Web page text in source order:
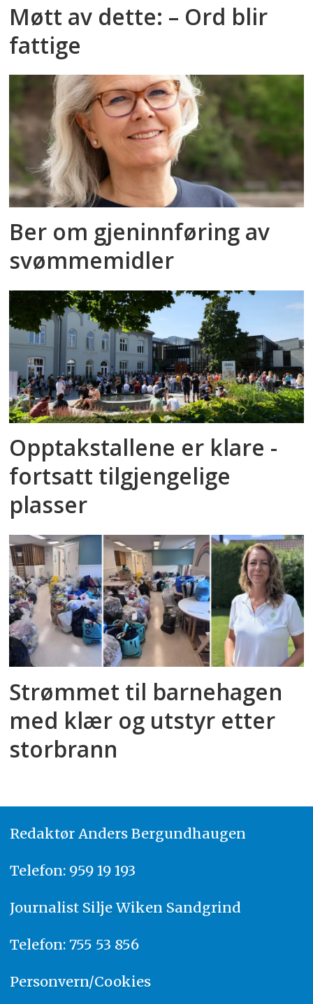
Møtt av dette: – Ord blir
fattige
Ber om gjeninnføring av
svømmemidler
Opptakstallene er klare -
fortsatt tilgjengelige
plasser
Strømmet til barnehagen
med klær og utstyr etter
storbrann
Redaktør Anders Bergundhaugen
Telefon: 959 19 193
Journalist Silje Wiken Sandgrind
Telefon: 755 53 856
Personvern/Cookies